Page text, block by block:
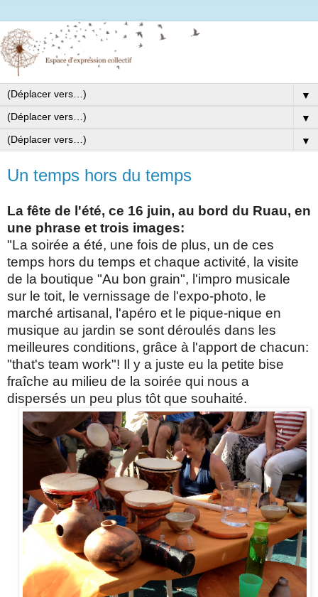
▼
▼
▼
Un temps hors du temps
La fête de l'été, ce 16 juin, au bord du Ruau, en
une phrase et trois images:
"La soirée a été, une fois de plus, un de ces
temps hors du temps et chaque activité, la visite
de la boutique "Au bon grain", l'impro musicale
sur le toit, le vernissage de l'expo-photo, le
marché artisanal, l'apéro et le pique-nique en
musique au jardin se sont déroulés dans les
meilleures conditions, grâce à l'apport de chacun:
"that's team work"! Il y a juste eu la petite bise
fraîche au milieu de la soirée qui nous a
dispersés un peu plus tôt que souhaité.